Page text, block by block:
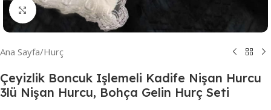
Resmi Büyüt
Ana Sayfa/Hurç
Çeyizlik Boncuk Işlemeli Kadife Nişan Hurcu
3lü Nişan Hurcu, Bohça Gelin Hurç Seti